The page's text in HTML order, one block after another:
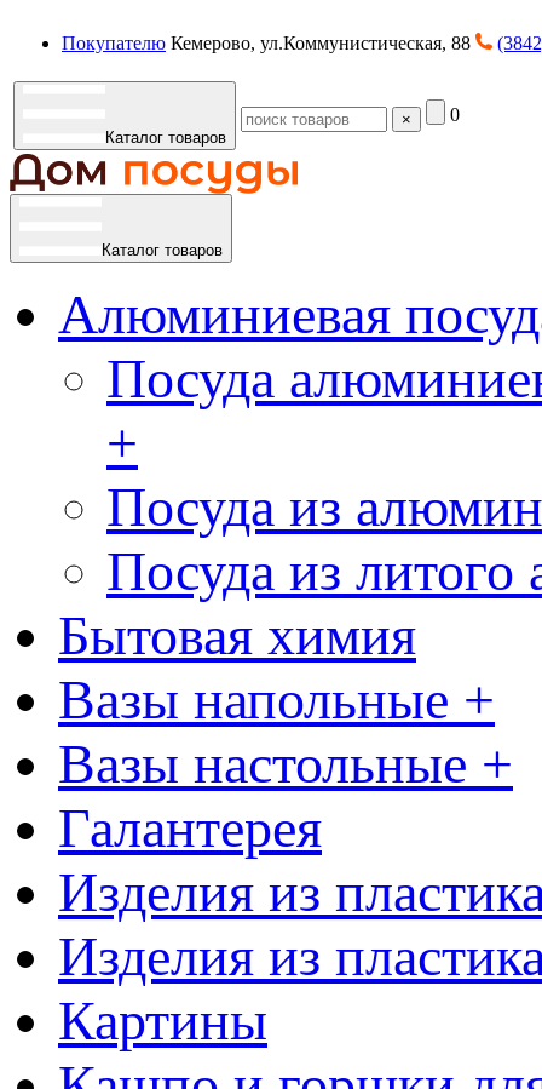
Покупателю Кемерово, ул.Коммунистическая, 88
Каталог товаров
× 0
Каталог товаров
Алюминиевая
Посуда
+
Посуда из
Посуда из
Бытовая химия
Вазы напольные +
Вазы настольные +
Галантерея
Изделия из
Изделия из
Картины